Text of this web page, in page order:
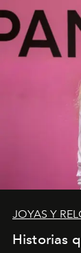
JOYAS Y
Historias